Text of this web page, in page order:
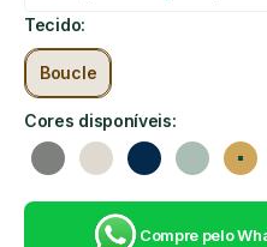
Tecido:
Boucle
Cores disponíveis:
Cinza Linho Azul marinho
Verde
Compre pelo